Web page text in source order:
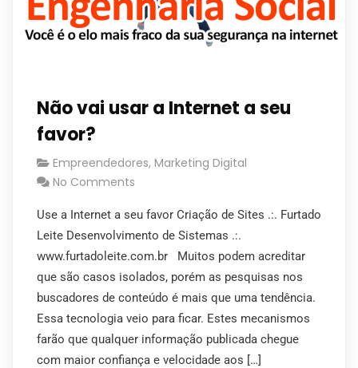
Não vai usar a Internet a seu
favor?
Empreendedores, Marketing Digital
No Comments
Use a Internet a seu favor Criação de Sites .:. Furtado
Leite Desenvolvimento de Sistemas .:.
www.furtadoleite.com.br Muitos podem acreditar
que são casos isolados, porém as pesquisas nos
buscadores de conteúdo é mais que uma tendência.
Essa tecnologia veio para ficar. Estes mecanismos
farão que qualquer informação publicada chegue
com maior confiança e velocidade aos […]